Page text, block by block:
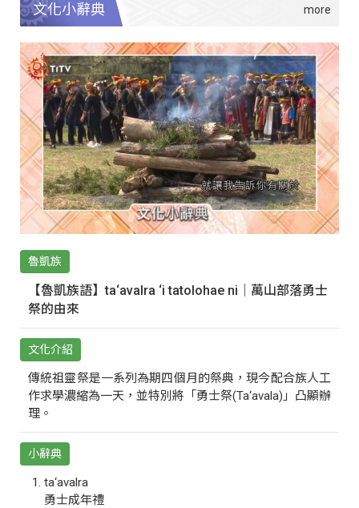
文化小辭典
魯凱族
【魯凱族語】ta‘avalra ‘i tatolohae ni｜萬山部落勇士
祭的由來
文化介紹
傳統祖靈祭是一系列為期四個月的祭典，現今配合族人工
作求學濃縮為一天，並特別將「勇士祭(Ta‘avala)」凸顯辦
理。
小辭典
ta‘avalra
勇士成年禮